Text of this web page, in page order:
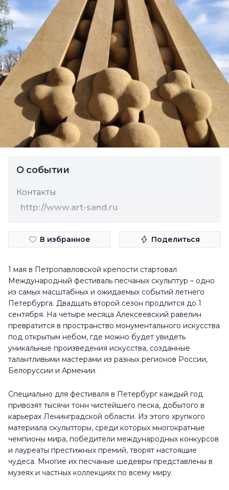
О событии
Контакты
http://www.art-sand.ru
В избранное Поделиться
1 мая в Петропавловской крепости стартовал
Международный фестиваль песчаных скульптур – одно
из самых масштабных и ожидаемых событий летнего
Петербурга. Двадцать второй сезон продлится до 1
сентября. На четыре месяца Алексеевский равелин
превратится в пространство монументального искусства
под открытым небом, где можно будет увидеть
уникальные произведения искусства, созданные
талантливыми мастерами из разных регионов России,
Белоруссии и Армении.
Специально для фестиваля в Петербург каждый год
привозят тысячи тонн чистейшего песка, добытого в
карьерах Ленинградской области. Из этого хрупкого
материала скульпторы, среди которых многократные
чемпионы мира, победители международных конкурсов
и лауреаты престижных премий, творят настоящие
чудеса. Многие их песчаные шедевры представлены в
музеях и частных коллекциях по всему миру.